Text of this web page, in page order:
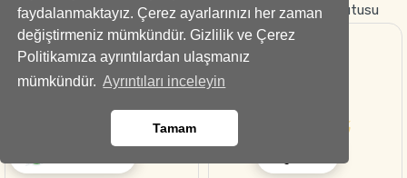
faydalanmaktayız. Çerez ayarlarınızı her zaman
değiştirmeniz mümkündür. Gizlilik ve Çerez
Politikamıza ayrıntılardan ulaşmanız
mümkündür. Ayrıntıları inceleyin
Tamam
Çikolata Kutusu-Special
Çikolata
YOU” Kırmızı Gül Kutusu